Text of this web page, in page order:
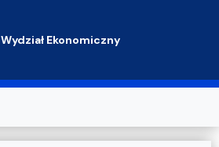
Wydział Ekonomiczny